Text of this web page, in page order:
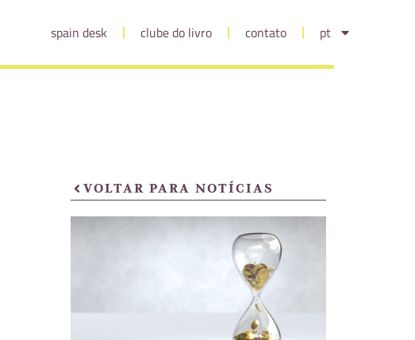
spain desk clube do livro contato pt
VOLTAR PARA NOTÍCIAS